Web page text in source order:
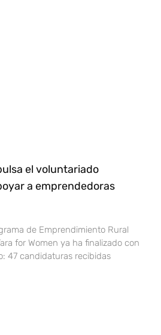
el voluntariado
a emprendedoras
de Emprendimiento Rural
for Women ya ha finalizado con
47 candidaturas recibidas